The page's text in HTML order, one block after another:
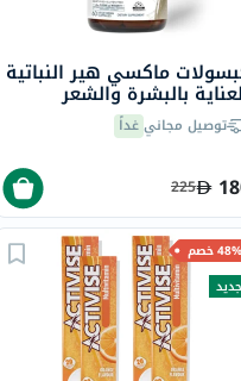
ماكسي هير النباتية
بالبشرة والشعر
لايف، 60 كبسولة
توصيل مجانيغداً
225
48% خصم
جديد